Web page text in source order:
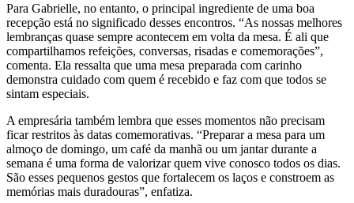
Para Gabrielle, no entanto, o principal ingrediente de uma boa
recepção está no significado desses encontros. “As nossas melhores
lembranças quase sempre acontecem em volta da mesa. É ali que
compartilhamos refeições, conversas, risadas e comemorações”,
comenta. Ela ressalta que uma mesa preparada com carinho
demonstra cuidado com quem é recebido e faz com que todos se
sintam especiais.
A empresária também lembra que esses momentos não precisam
ficar restritos às datas comemorativas. “Preparar a mesa para um
almoço de domingo, um café da manhã ou um jantar durante a
semana é uma forma de valorizar quem vive conosco todos os dias.
São esses pequenos gestos que fortalecem os laços e constroem as
memórias mais duradouras”, enfatiza.